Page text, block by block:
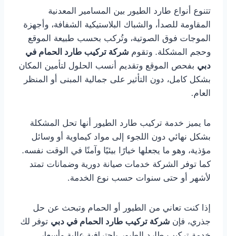
تتنوع أنواع طارد الطيور بين المسامير المعدنية
المقاومة للصدأ، والشباك البلاستيكية الشفافة، وأجهزة
الموجات فوق الصوتية، وتُركب بحسب طبيعة الموقع
وحجم المشكلة. وتقوم شركة تركيب طارد الحمام في
دبي بفحص الموقع وتقديم أنسب الحلول لتأمين المكان
بشكل كامل، دون التأثير على جمالية المبنى أو المنظر
العام.
ما يميز خدمة تركيب طارد الطيور أنها تحل المشكلة
بشكل نهائي دون اللجوء إلى مواد كيماوية أو وسائل
مؤذية، وهو ما يجعلها خيارًا بيئيًا وآمنًا في الوقت نفسه.
كما توفر الشركة خدمات صيانة دورية وضمانات تمتد
لأشهر أو حتى سنوات حسب نوع الخدمة.
إذا كنت تعاني من الطيور أو الحمام وتبحث عن حل
جذري، فإن شركة تركيب طارد الحمام في دبي توفر لك